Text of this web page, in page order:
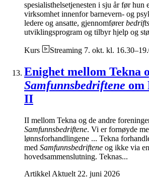
spesialisthelsetjenesten i sju år før hun
virksomhet innenfor barnevern- og
ledere og ansatte, gjennomfører
utviklingsprogram og tilbyr hjelp og
Kurs Streaming 7. okt. kl.
Enighet mellom Tekna
Samfunnsbedriftene om
II
II mellom Tekna og de andre
Samfunnsbedriftene. Vi er fornøyde
lønnsforhandlingene ... Tekna
med Samfunnsbedriftene og ikke via en
hovedsammenslutning. Teknas...
Artikkel Aktuelt 22. juni 2026